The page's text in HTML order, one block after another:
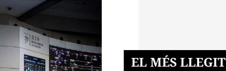
EL MÉS LLEGIT